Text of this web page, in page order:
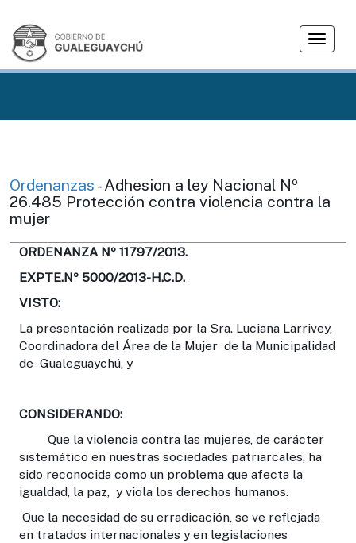
T
g
i
Ordenanzas - Adhesion a ley Nacional Nº
26.485 Protección contra violencia contra la
mujer
ORDENANZA Nº 11797/2013.
EXPTE.Nº 5000/2013-H.C.D.
VISTO:
La presentación realizada por la Sra. Luciana Larrivey,
Coordinadora del Área de la Mujer de la Municipalidad
de Gualeguaychú, y
CONSIDERANDO:
Que la violencia contra las mujeres, de carácter
sistemático en nuestras sociedades patriarcales, ha
sido reconocida como un problema que afecta la
igualdad, la paz, y viola los derechos humanos.
Que la necesidad de su erradicación, se ve reflejada
en tratados internacionales y en legislaciones